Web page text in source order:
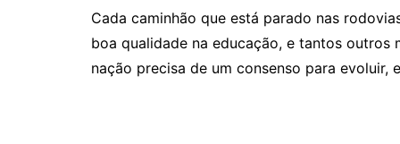
Cada caminhão que está parado nas
boa qualidade na educação, e tantos outros
nação precisa de um consenso para